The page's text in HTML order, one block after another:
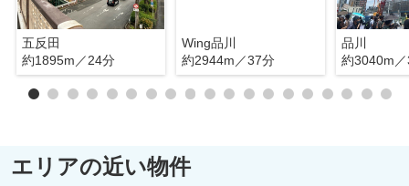
五反田
約1895m／24分
Wing品川
約2944m／37分
品川
約3040m
エリアの近い物件